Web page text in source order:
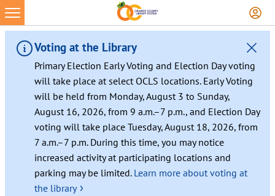
Voting at the Library
Primary Election Early Voting and Election Day voting
will take place at select OCLS locations. Early Voting
will be held from Monday, August 3 to Sunday,
August 16, 2026, from 9 a.m.–7 p.m., and Election Day
voting will take place Tuesday, August 18, 2026, from
7 a.m.–7 p.m. During this time, you may notice
increased activity at participating locations and
parking may be limited. Learn more about voting at
the library ›